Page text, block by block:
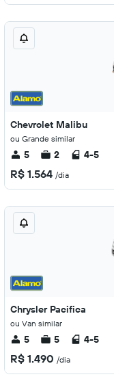
Chevrolet Malibu
ou Grande similar
5 2 4-5
R$ 1.564 /dia
Chrysler Pacifica
ou Van similar
5 5 4-5
R$ 1.490 /dia